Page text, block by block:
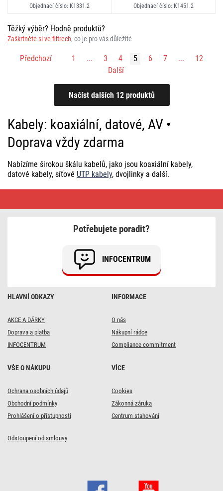
Objednací číslo: K1331.2 Objednací číslo: K1451.2
Těžký výběr? Hodně produktů?
Zaškrtněte si ve filtrech, co je pro vás důležité
Předchozí 1 ... 3 4 5 6 7 ...
12
Další
Kabely: koaxiální, datové, AV •
Doprava vždy zdarma
Nabízíme širokou škálu kabelů, jako jsou koaxiální kabely,
datové kabely, síťové UTP kabely, dvojlinky a další.
datové,
HLAVNÍ ODKAZY
AKCE A DÁRKY
Doprava a platba
INFOCENTRUM
INFORMACE
O nás
Nákupní rádce
Compliance commitment
VŠE O NÁKUPU
Ochrana osobních údajů
Obchodní podmínky
Prohlášení o přístupnosti
VÍCE
Cookies
Zákonná záruka
Centrum stahování
Odstoupení od smlouvy
Potřebujete poradit?
INFOCENTRUM